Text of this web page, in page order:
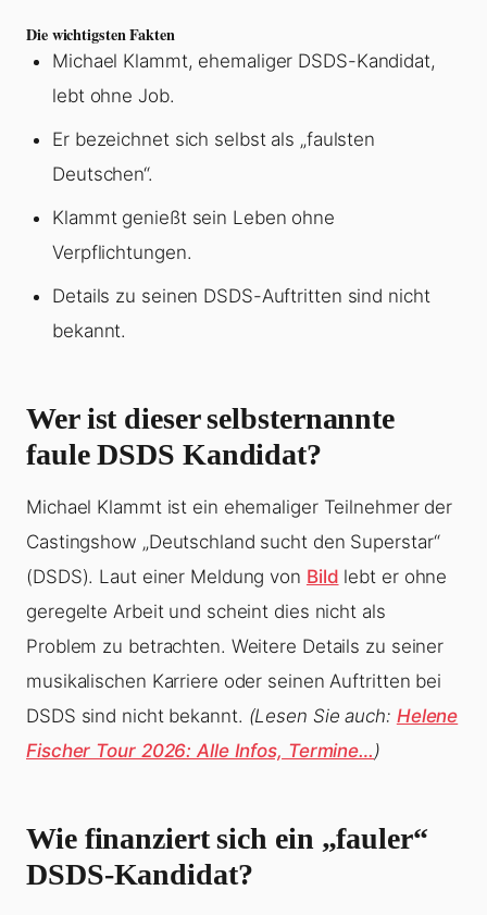
Die wichtigsten Fakten
Michael Klammt, ehemaliger DSDS-Kandidat,
lebt ohne Job.
Er bezeichnet sich selbst als „faulsten
Deutschen“.
Klammt genießt sein Leben ohne
Verpflichtungen.
Details zu seinen DSDS-Auftritten sind nicht
bekannt.
Wer ist dieser selbsternannte
faule DSDS Kandidat?
Michael Klammt ist ein ehemaliger Teilnehmer der
Castingshow „Deutschland sucht den Superstar“
(DSDS). Laut einer Meldung von Bild lebt er ohne
geregelte Arbeit und scheint dies nicht als
Problem zu betrachten. Weitere Details zu seiner
musikalischen Karriere oder seinen Auftritten bei
DSDS sind nicht bekannt. (Lesen Sie auch: Helene
Fischer Tour 2026: Alle Infos, Termine…)
Wie finanziert sich ein „fauler“
DSDS-Kandidat?